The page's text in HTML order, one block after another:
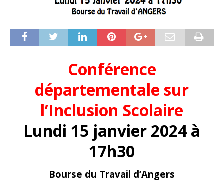
Conférence
départementale sur
l’Inclusion Scolaire
Lundi 15 janvier 2024 à
17h30
Bourse du Travail d’Angers